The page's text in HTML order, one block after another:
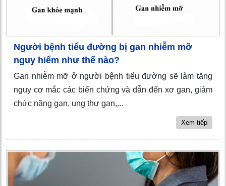
Người bệnh tiểu đường bị gan nhiễm mỡ
nguy hiểm như thế nào?
Gan nhiễm mỡ ở người bệnh tiểu đường sẽ làm tăng
nguy cơ mắc các biến chứng và dẫn đến xơ gan, giảm
chức năng gan, ung thư gan,...
Xem tiếp